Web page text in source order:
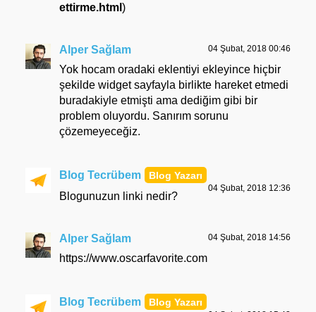
ettirme.html )
Alper Sağlam 04 Şubat, 2018 00:46
Yok hocam oradaki eklentiyi ekleyince hiçbir
şekilde widget sayfayla birlikte hareket etmedi
buradakiyle etmişti ama dediğim gibi bir
problem oluyordu. Sanırım sorunu
çözemeyeceğiz.
Blog Tecrübem
04 Şubat, 2018 12:36
Blogunuzun linki nedir?
Alper Sağlam 04 Şubat, 2018 14:56
https://www.oscarfavorite.com
Blog Tecrübem